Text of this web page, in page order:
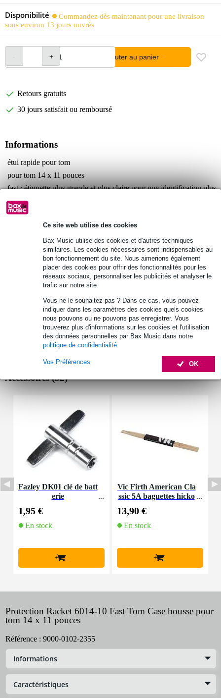
Ce site web utilise des cookies
Bax Music utilise des cookies et d'autres techniques
similaires. Les cookies nécessaires sont indispensables au
bon fonctionnement du site. Nous aimerions également
placer des cookies pour offrir des fonctionnalités pour les
réseaux sociaux, personnaliser les publicités et analyser le
trafic sur notre site.
Vous ne le souhaitez pas ? Dans ce cas, vous pouvez
indiquer dans les paramètres des cookies quels cookies
nous pouvons ou ne pouvons pas enregistrer. Vous
trouverez plus d'informations sur les cookies et l'utilisation
des données personnelles par Bax Music dans notre
politique de confidentialité.
OK
Vos Préférences
Disponibilité
Commandez dès maintenant pour une livraison
sous environ 13 jours ouvrés
Ajouter au panier
Retours gratuits
30 jours satisfait ou remboursé
Informations
étui rapide pour tom
pour tom 14 x 11 pouces
fast : étiquette plus grande et plus claire pour une identification plus
Afficher toutes les caractéristiques du produit
Autres variantes (3)
Accessoires (32)
Fazley DK01 clé de batt
erie
1,95 €
En stock
+
Vic Firth American Cla
ssic 5A baguettes hicko
13,90 €
En stock
+
Protection Racket 6014-10 Fast Tom Case housse pour
tom 14 x 11 pouces
Référence : 9000-0102-2355
Informations
Caractéristiques